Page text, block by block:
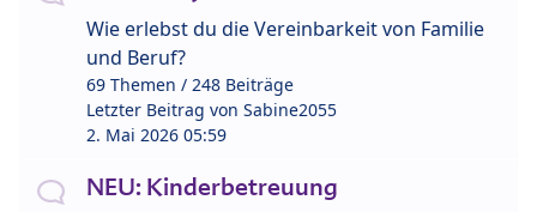
Wie erlebst du die Vereinbarkeit von Familie
und Beruf?
69 Themen / 248 Beiträge
Letzter Beitrag von Sabine2055
2. Mai 2026 05:59
NEU: Kinderbetreuung